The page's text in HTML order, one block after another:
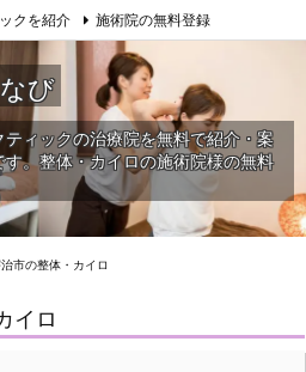
クを紹介 施術院の無料登録
び
ィックの治療院を無料で紹介・案
。整体・カイロの施術院様の無料
市の整体・カイロ
イロ